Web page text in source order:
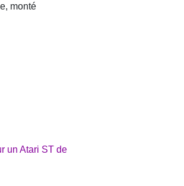
monté
un Atari ST de